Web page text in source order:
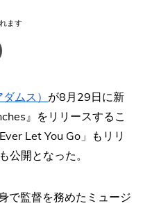
ます
ムス） が8月29日に新
』をリリースするこ
Let You Go」もリリ
公開となった。
で監督を務めたミュージ